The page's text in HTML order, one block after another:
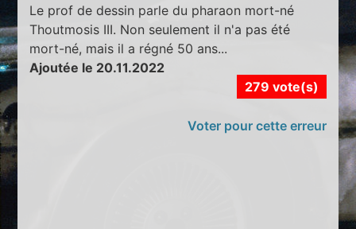
Le prof de dessin parle du pharaon mort-né
Thoutmosis III. Non seulement il n'a pas été
mort-né, mais il a régné 50 ans...
Ajoutée le 20.11.2022
279 vote(s)
Voter pour cette erreur